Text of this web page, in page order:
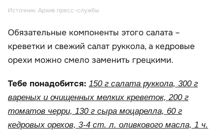
Источник: Архив пресс-службы
Обязательные компоненты этого салата –
креветки и свежий салат руккола, а кедровые
орехи можно смело заменить грецкими.
Тебе понадобится: 150 г салата руккола, 300 г
вареных и очищенных мелких креветок, 200 г
томатов черри, 130 г сыра моцарелла, 60 г
кедровых орехов, 3-4 ст. л. оливкового масла, 1 ч.